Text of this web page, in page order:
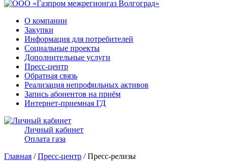
О компании
Закупки
Информация для потребителей
Социальные проекты
Дополнительные услуги
Пресс-центр
Обратная связь
Реализация непрофильных активов
Запись абонентов на приём
Интернет-приемная ГД
Личный кабинет
Оплата газа
Главная /Пресс-центр / Пресс-релизы